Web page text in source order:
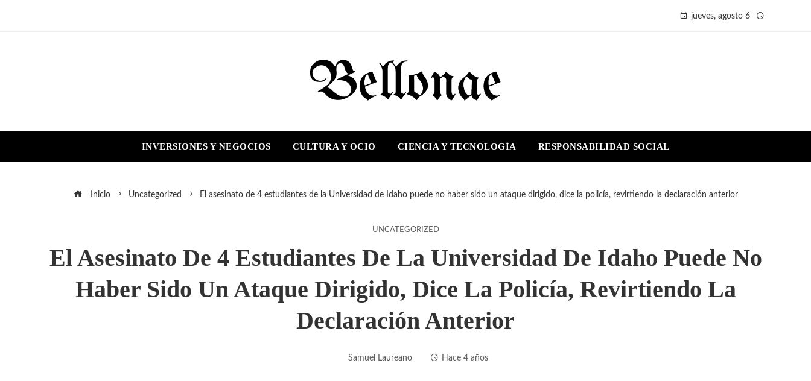
jueves, agosto 6
INVERSIONES Y NEGOCIOS CULTURA Y OCIO CIENCIA Y TECNOLOGÍA RESPONSABILIDAD SOCIAL
Inicio Uncategorized El asesinato de 4 estudiantes de la Universidad de Idaho puede no haber sido un ataque dirigido, dice la policía, revirtiendo la declaración anterior
UNCATEGORIZED
El Asesinato De 4 Estudiantes De La Universidad De Idaho Puede No
Haber Sido Un Ataque Dirigido, Dice La Policía, Revirtiendo La
Declaración Anterior
Samuel Laureano Hace 4 años